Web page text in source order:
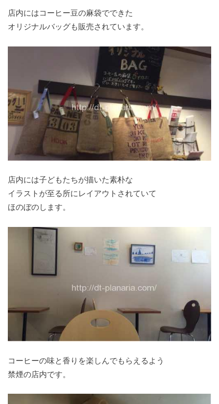
店内にはコーヒー豆の麻袋でできた
オリジナルバッグも販売されています。
店内には子どもたちが描いた素朴な
イラストが至る所にレイアウトされていて
ほのぼのします。
コーヒーの味と香りを楽しんでもらえるよう
禁煙の店内です。